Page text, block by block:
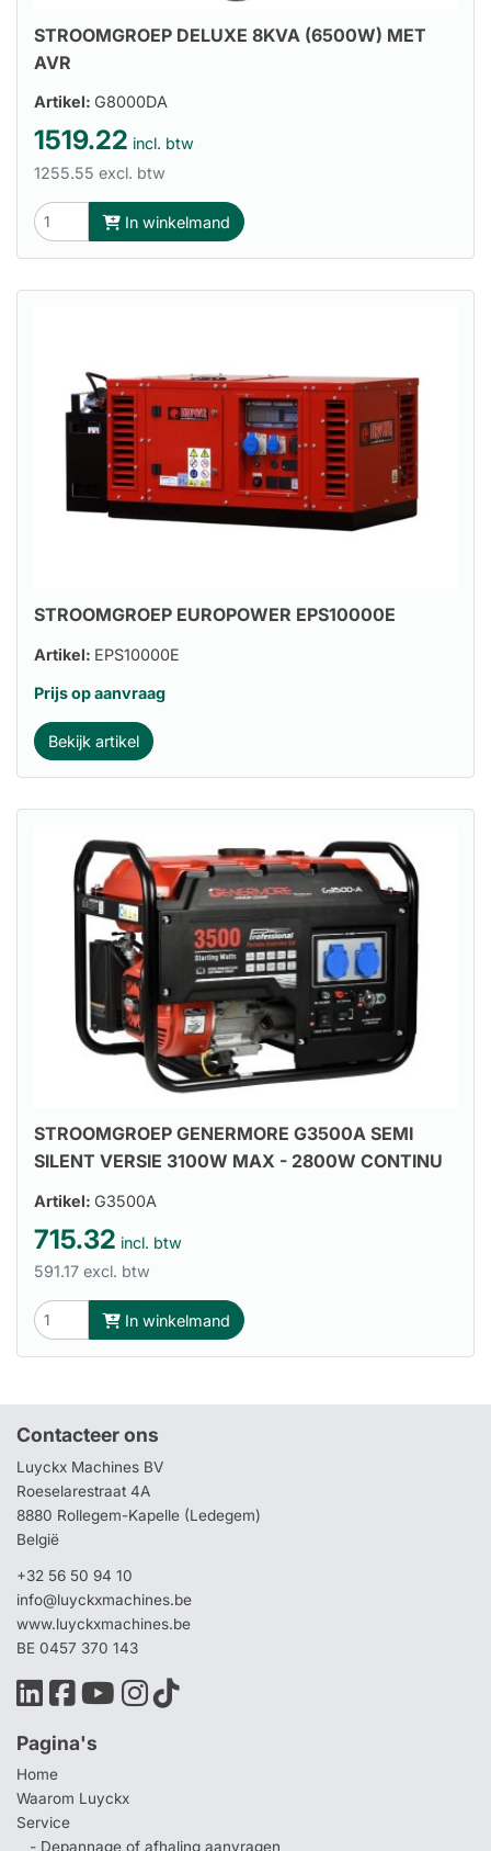
STROOMGROEP DELUXE 8KVA (6500W) MET
AVR
Artikel: G8000DA
1519.22 incl. btw
1255.55 excl. btw
In winkelmand
STROOMGROEP EUROPOWER EPS10000E
Artikel: EPS10000E
Prijs op aanvraag
Bekijk artikel
STROOMGROEP GENERMORE G3500A SEMI
SILENT VERSIE 3100W MAX - 2800W CONTINU
Artikel: G3500A
715.32 incl. btw
591.17 excl. btw
In winkelmand
Contacteer ons
Luyckx Machines BV
Roeselarestraat 4A
8880 Rollegem-Kapelle (Ledegem)
België
+32 56 50 94 10
info@luyckxmachines.be
www.luyckxmachines.be
BE 0457 370 143
Pagina's
Home
Waarom Luyckx
Service
- Depannage of afhaling aanvragen